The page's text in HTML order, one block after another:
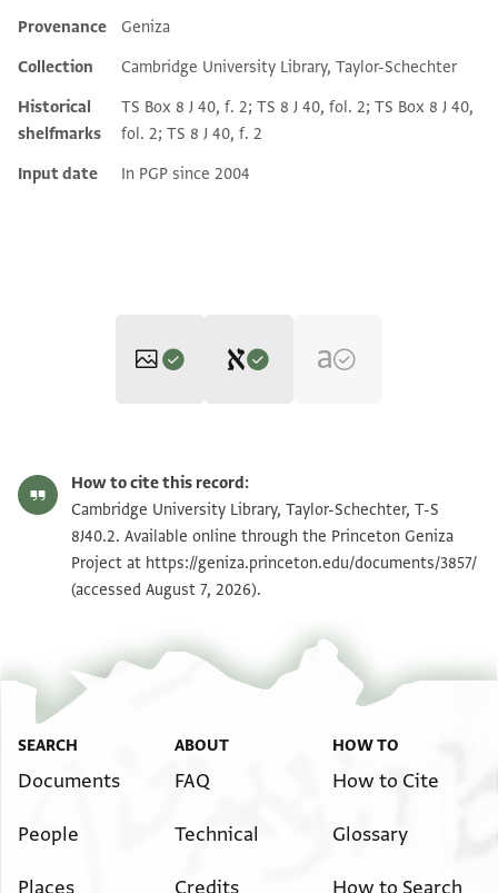
Additional metadata
Provenance
Geniza
Collection
Cambridge University Library, Taylor-Schechter
Historical
shelfmarks
TS Box 8 J 40, f. 2; TS 8 J 40, fol. 2; TS Box 8 J 40,
fol. 2; TS 8 J 40, f. 2
Input date
In PGP since 2004
S. D. Goitein's unpublished edition (1950–85).
הדרת החכם הנכבד . . . . . . . . [ . . . . . .
ורבנו אברהם עטרת החכמים [ . . . . . . .
הוד החשובים ישמרו שוכן מעונים [ . . . . . .
איתנים אנס יעלם באן מ. . . . . [ . . . . . . . . .
. . . . . . . . . . . . . . . . . . . [ . . . . . . . .
. ] . . . . הוא וזוגתה יכונא . . . . . . [
ולא יסאקפהם ולא . . . . מעהם פי א. . [ . .
אלי . . . ינתקלו מן אלזקאק ות. . . . . . [ . .
אלחרמות . . . .רה פי חין . . . . . . . . . .
T-S 8J40.2 1v
Image Permissions Statement
How to cite this record:
Cambridge University Library, Taylor-Schechter, T-S
8J40.2. Available online through the Princeton Geniza
Project at https://geniza.princeton.edu/documents/3857/
(accessed August 7, 2026).
SEARCH
Documents
People
ABOUT
FAQ
Technical
HOW TO
How to Cite
Glossary